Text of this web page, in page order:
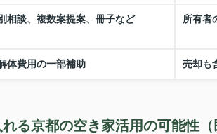
相談、複数案提案、冊子など 所有者
体費用の一部補助 売却も
る京都の空き家活用の可能性（